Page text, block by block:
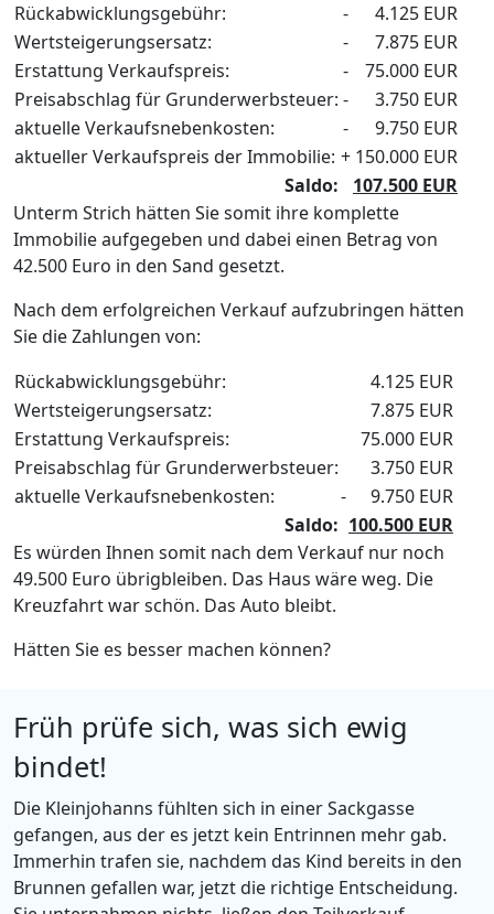
Rückabwicklungsgebühr:
-
4.125 EUR
Wertsteigerungsersatz:
-
7.875 EUR
Erstattung Verkaufspreis:
-
75.000 EUR
Preisabschlag für Grunderwerbsteuer: -
3.750 EUR
aktuelle Verkaufsnebenkosten:
-
9.750 EUR
aktueller Verkaufspreis der Immobilie: + 150.000 EUR
Saldo:
107.500 EUR
Unterm Strich hätten Sie somit ihre komplette
Immobilie aufgegeben und dabei einen Betrag von
42.500 Euro in den Sand gesetzt.
Nach dem erfolgreichen Verkauf aufzubringen hätten
Sie die Zahlungen von:
Rückabwicklungsgebühr:
4.125 EUR
Wertsteigerungsersatz:
7.875 EUR
Erstattung Verkaufspreis:
75.000 EUR
Preisabschlag für Grunderwerbsteuer:
3.750 EUR
aktuelle Verkaufsnebenkosten:
-
9.750 EUR
Saldo: 100.500 EUR
Es würden Ihnen somit nach dem Verkauf nur noch
49.500 Euro übrigbleiben. Das Haus wäre weg. Die
Kreuzfahrt war schön. Das Auto bleibt.
Hätten Sie es besser machen können?
Früh prüfe sich, was sich ewig
bindet!
Die Kleinjohanns fühlten sich in einer Sackgasse
gefangen, aus der es jetzt kein Entrinnen mehr gab.
Immerhin trafen sie, nachdem das Kind bereits in den
Brunnen gefallen war, jetzt die richtige Entscheidung.